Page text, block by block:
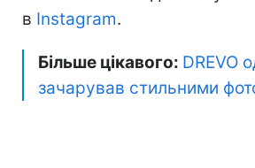
в Instagram.
Більше цікавого: DREVO
зачарував стильними